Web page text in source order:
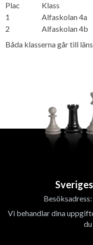
Plac
Klass
1
Alfaskolan 4a
2
Alfaskolan 4b
Båda klasserna går till
Vi behandlar dina